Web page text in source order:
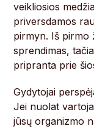
veikliosios
priversdamos
pirmyn. Iš pirmo
sprendimas,
pripranta prie
Gydytojai
Jei nuolat
jūsų organizmo